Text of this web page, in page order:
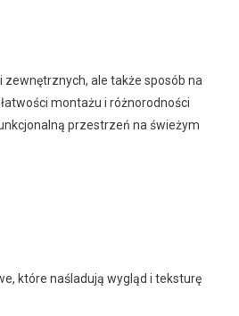
ale także sposób na
montażu i różnorodności
przestrzeń na świeżym
które naśladują wygląd i teksturę